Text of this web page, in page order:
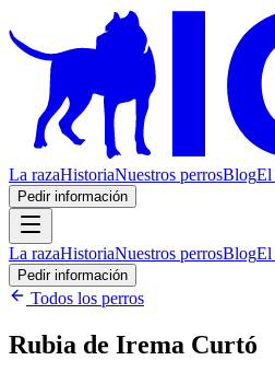
La razaHistoriaNuestros perrosBlogEl
Pedir información
La razaHistoriaNuestros perrosBlogEl
Pedir información
Todos los perros
Rubia de Irema Curtó